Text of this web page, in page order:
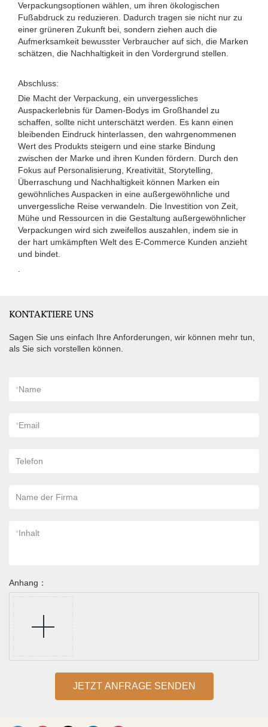
Verpackungsoptionen wählen, um ihren ökologischen
Fußabdruck zu reduzieren. Dadurch tragen sie nicht nur zu
einer grüneren Zukunft bei, sondern ziehen auch die
Aufmerksamkeit bewusster Verbraucher auf sich, die Marken
schätzen, die Nachhaltigkeit in den Vordergrund stellen.
Abschluss:
Die Macht der Verpackung, ein unvergessliches
Auspackerlebnis für Damen-Bodys im Großhandel zu
schaffen, sollte nicht unterschätzt werden. Es kann einen
bleibenden Eindruck hinterlassen, den wahrgenommenen
Wert des Produkts steigern und eine starke Bindung
zwischen der Marke und ihren Kunden fördern. Durch den
Fokus auf Personalisierung, Kreativität, Storytelling,
Überraschung und Nachhaltigkeit können Marken ein
gewöhnliches Auspacken in eine außergewöhnliche und
unvergessliche Reise verwandeln. Die Investition von Zeit,
Mühe und Ressourcen in die Gestaltung außergewöhnlicher
Verpackungen wird sich zweifellos auszahlen, indem sie in
der hart umkämpften Welt des E-Commerce Kunden anzieht
und bindet.
KONTAKTIERE UNS
Sagen Sie uns einfach Ihre Anforderungen, wir können mehr tun,
als Sie sich vorstellen können.
*Name
*Email
Telefon
Name der Firma
*Inhalt
Anhang：
JETZT ANFRAGE SENDEN